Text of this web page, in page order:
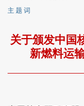
主 题 词
关于颁发中国
新燃料运